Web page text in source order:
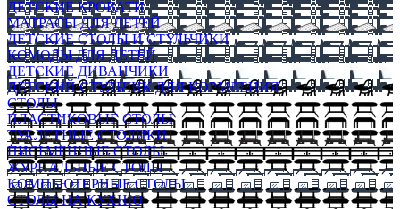
ДЕТСКИЕ КРОВАТИ
МАТРАСЫ ДЛЯ ДЕТЕЙ
ДЕТСКИЕ СТОЛЫ И СТУЛЬЧИКИ
КОМОДЫ ДЛЯ ДЕТЕЙ
ДЕТСКИЕ ДИВАНЧИКИ
ДЕТСКИЙ СТУЛЬЧИК ДЛЯ КОРМЛЕНИЯ
СТОЛЫ
ПЛАСТИКОВЫЕ СТОЛЫ
ТУАЛЕТНЫЕ СТОЛИКИ
ПИСЬМЕННЫЕ СТОЛЫ
ЖУРНАЛЬНЫЕ СТОЛЫ
КОМПЬЮТЕРНЫЕ СТОЛЫ
СТОЛЫ НА КУХНЮ